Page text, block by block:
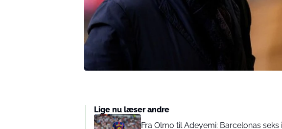
Lige nu læser andre
Fra Olmo til Adeyemi: Barcelonas